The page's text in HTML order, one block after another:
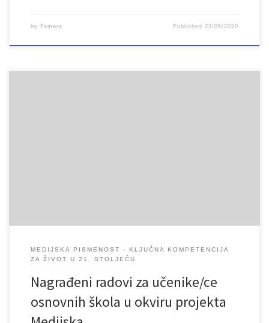
by Tamara Published23/06/2020
MEDIJSKA PISMENOST - KLJUČNA KOMPETENCIJA
ZA ŽIVOT U 21. STOLJEĆU
Nagrađeni radovi za učenike/ce
osnovnih škola u okviru projekta